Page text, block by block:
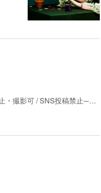
・撮影可 / SNS投稿禁止─…